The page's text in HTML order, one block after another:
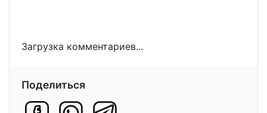
Загрузка комментариев...
Поделиться